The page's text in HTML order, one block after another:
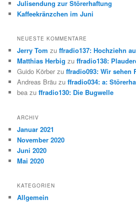
Julisendung zur Störerhaftung
Kaffeekränzchen im Juni
NEUESTE KOMMENTARE
Jerry Tom zuffradio137: Hochziehn
Matthias Herbig zuffradio138:
Guido Körber zuffradio093: Wir sehen
Andreas Bräu zuffradio034: a:
bea zuffradio130: Die Bugwelle
ARCHIV
Januar 2021
November 2020
Juni 2020
Mai 2020
KATEGORIEN
Allgemein